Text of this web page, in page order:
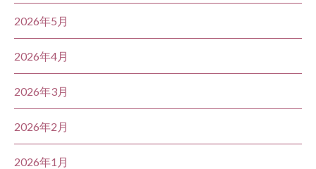
2026年5月
2026年4月
2026年3月
2026年2月
2026年1月